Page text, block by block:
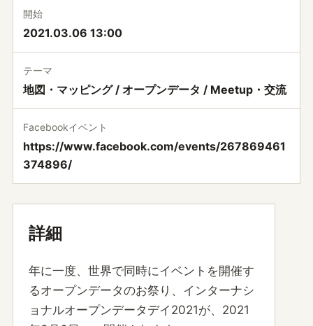
開始
2021.03.06 13:00
テーマ
地図・マッピング / オープンデータ / Meetup・交流
Facebookイベント
https://www.facebook.com/events/267869461
374896/
詳細
年に一度、世界で同時にイベントを開催す
るオープンデータのお祭り、インターナシ
ョナルオープンデータデイ2021が、2021